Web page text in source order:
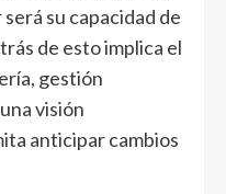
su capacidad de
de esto implica el
gestión
visión
anticipar cambios